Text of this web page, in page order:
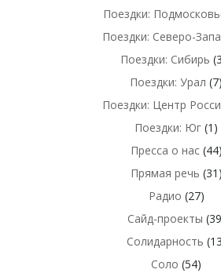
Поездки:
Поездки: Северо-
Поездки: Сибирь
Поездки: Урал (7)
Поездки: Центр
Поездки: Юг (1)
Пресса о нас(44)
Прямая речь (31)
Радио (27)
Сайд-проекты
Солидарность
Соло (54)